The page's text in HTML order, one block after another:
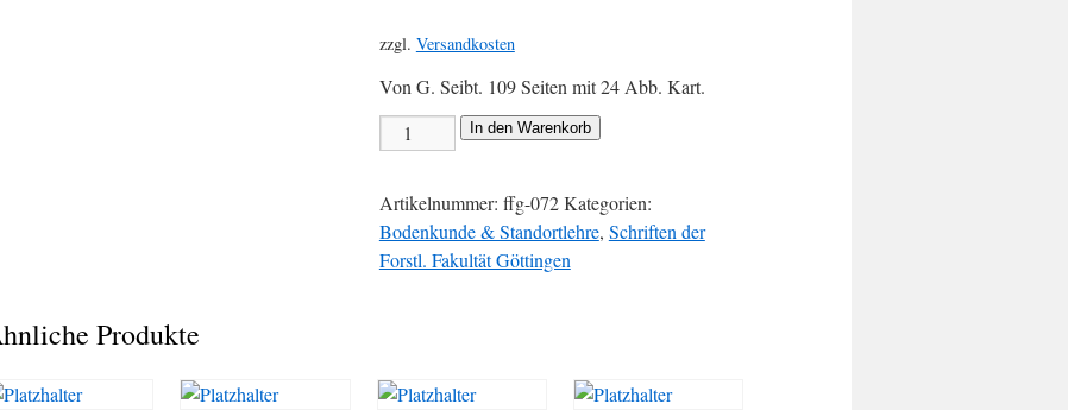
zzgl. Versandkosten
Von G. Seibt. 109 Seiten mit 24 Abb. Kart.
In den Warenkorb
Artikelnummer: ffg-072Kategorien:
Bodenkunde & Standortlehre, Schriften der
Forstl. Fakultät Göttingen
Produkte